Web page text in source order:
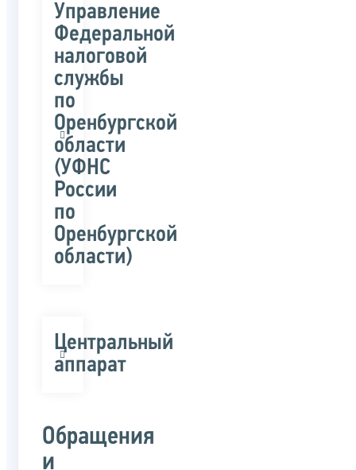
Управление
Федеральной
налоговой
службы
по
Оренбургской
области
(УФНС
России
по
Оренбургской
области)
Центральный
аппарат
Обращения
и